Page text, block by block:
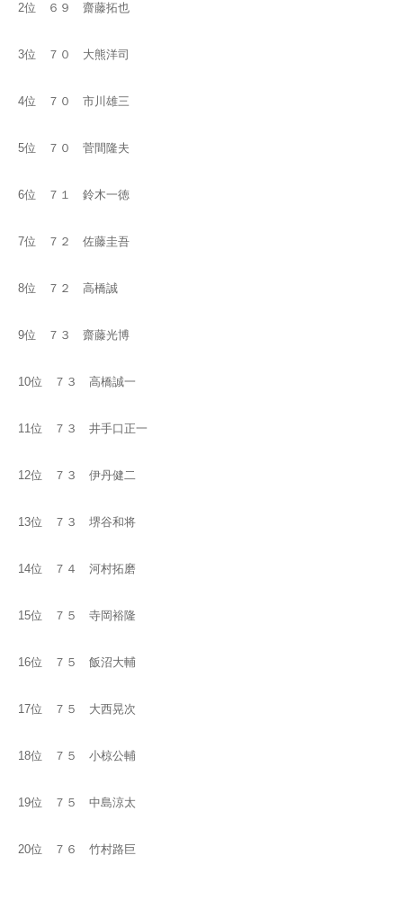
2位 ６９ 齋藤拓也
3位 ７０ 大熊洋司
4位 ７０ 市川雄三
5位 ７０ 菅間隆夫
6位 ７１ 鈴木一徳
7位 ７２ 佐藤圭吾
8位 ７２ 高橋誠
9位 ７３ 齋藤光博
10位 ７３ 高橋誠一
11位 ７３ 井手口正一
12位 ７３ 伊丹健二
13位 ７３ 堺谷和将
14位 ７４ 河村拓磨
15位 ７５ 寺岡裕隆
16位 ７５ 飯沼大輔
17位 ７５ 大西晃次
18位 ７５ 小椋公輔
19位 ７５ 中島涼太
20位 ７６ 竹村路巨